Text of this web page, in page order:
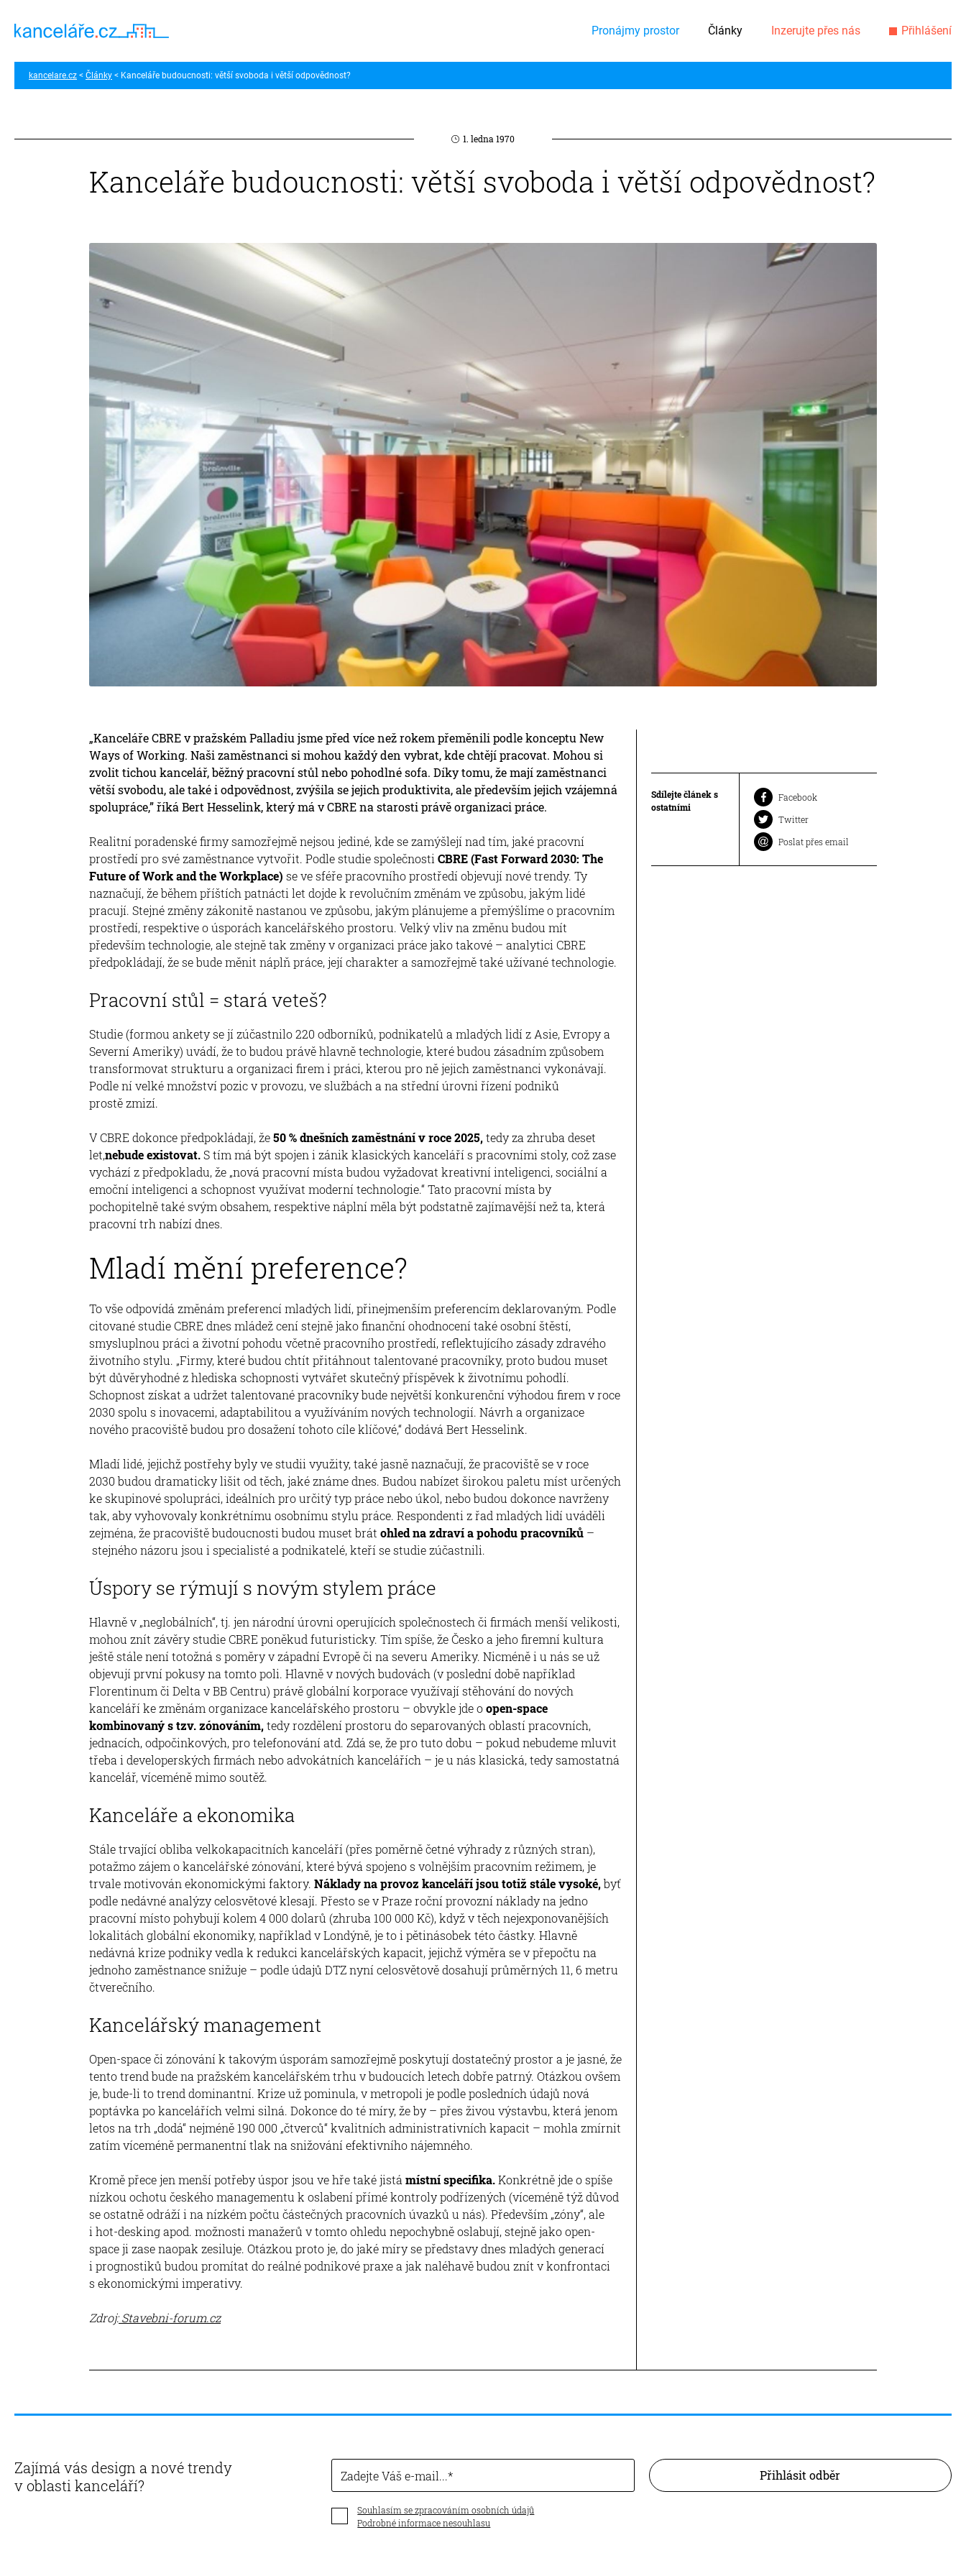
Pronájmy prostor Články Inzerujte přes nás Přihlášení
kancelare.cz Články Kanceláře budoucnosti: větší svoboda i větší odpovědnost?
1. ledna 1970
Kanceláře budoucnosti: větší svoboda i větší odpovědnost?
„Kanceláře CBRE v pražském Palladiu jsme před více než rokem přeměnili podle konceptu New
Ways of Working. Naši zaměstnanci si mohou každý den vybrat, kde chtějí pracovat. Mohou si
zvolit tichou kancelář, běžný pracovní stůl nebo pohodlné sofa. Díky tomu, že mají zaměstnanci
větší svobodu, ale také i odpovědnost, zvýšila se jejich produktivita, ale především jejich vzájemná
spolupráce,” říká Bert Hesselink, který má v CBRE na starosti právě organizaci práce.
Realitní poradenské firmy samozřejmě nejsou jediné, kde se zamýšlejí nad tím, jaké pracovní
prostředí pro své zaměstnance vytvořit. Podle studie společnosti CBRE (Fast Forward 2030: The
Future of Work and the Workplace) se ve sféře pracovního prostředí objevují nové trendy. Ty
naznačují, že během příštích patnácti let dojde k revolučním změnám ve způsobu, jakým lidé
pracují. Stejné změny zákonitě nastanou ve způsobu, jakým plánujeme a přemýšlíme o pracovním
prostředí, respektive o úsporách kancelářského prostoru. Velký vliv na změnu budou mít
především technologie, ale stejně tak změny v organizaci práce jako takové – analytici CBRE
předpokládají, že se bude měnit náplň práce, její charakter a samozřejmě také užívané technologie.
Pracovní stůl = stará veteš?
Studie (formou ankety se jí zúčastnilo 220 odborníků, podnikatelů a mladých lidí z Asie, Evropy a
Severní Ameriky) uvádí, že to budou právě hlavně technologie, které budou zásadním způsobem
transformovat strukturu a organizaci firem i práci, kterou pro ně jejich zaměstnanci vykonávají.
Podle ní velké množství pozic v provozu, ve službách a na střední úrovni řízení podniků
prostě zmizí.
V CBRE dokonce předpokládají, že50 % dnešních zaměstnání v roce 2025,tedy za zhruba deset
let,nebude existovat.S tím má být spojen i zánik klasických kanceláří s pracovními stoly, což zase
vychází z předpokladu, že „nová pracovní místa budou vyžadovat kreativní inteligenci, sociální a
emoční inteligenci a schopnost využívat moderní technologie.“ Tato pracovní místa by
pochopitelně také svým obsahem, respektive náplní měla být podstatně zajímavější než ta, která
pracovní trh nabízí dnes.
Mladí mění preference?
To vše odpovídá změnám preferencí mladých lidí, přinejmenším preferencím deklarovaným. Podle
citované studie CBRE dnes mládež cení stejně jako finanční ohodnocení také osobní štěstí,
smysluplnou práci a životní pohodu včetně pracovního prostředí, reflektujícího zásady zdravého
životního stylu. „Firmy, které budou chtít přitáhnout talentované pracovníky, proto budou muset
být důvěryhodné z hlediska schopnosti vytvářet skutečný příspěvek k životnímu pohodlí.
Schopnost získat a udržet talentované pracovníky bude největší konkurenční výhodou firem v roce
2030 spolu s inovacemi, adaptabilitou a využíváním nových technologií. Návrh a organizace
nového pracoviště budou pro dosažení tohoto cíle klíčové,“ dodává Bert Hesselink.
Mladí lidé, jejichž postřehy byly ve studii využity, také jasně naznačují, že pracoviště se v roce
2030 budou dramaticky lišit od těch, jaké známe dnes. Budou nabízet širokou paletu míst určených
ke skupinové spolupráci, ideálních pro určitý typ práce nebo úkol, nebo budou dokonce navrženy
tak, aby vyhovovaly konkrétnímu osobnímu stylu práce. Respondenti z řad mladých lidí uváděli
zejména, že pracoviště budoucnosti budou muset brát ohled na zdraví a pohodu pracovníků –
stejného názoru jsou i specialisté a podnikatelé, kteří se studie zúčastnili.
Úspory se rýmují s novým stylem práce
Hlavně v „neglobálních“, tj. jen národní úrovni operujících společnostech či firmách menší velikosti,
mohou znít závěry studie CBRE poněkud futuristicky. Tím spíše, že Česko a jeho firemní kultura
ještě stále není totožná s poměry v západní Evropě či na severu Ameriky. Nicméně i u nás se už
objevují první pokusy na tomto poli. Hlavně v nových budovách (v poslední době například
Florentinum či Delta v BB Centru) právě globální korporace využívají stěhování do nových
kanceláří ke změnám organizace kancelářského prostoru – obvykle jde oopen-space
kombinovaný s tzv. zónováním,tedy rozdělení prostoru do separovaných oblastí pracovních,
jednacích, odpočinkových, pro telefonování atd. Zdá se, že pro tuto dobu – pokud nebudeme mluvit
třeba i developerských firmách nebo advokátních kancelářích – je u nás klasická, tedy samostatná
kancelář, víceméně mimo soutěž.
Kanceláře a ekonomika
Stále trvající obliba velkokapacitních kanceláří (přes poměrně četné výhrady z různých stran),
potažmo zájem o kancelářské zónování, které bývá spojeno s volnějším pracovním režimem, je
trvale motivován ekonomickými faktory. Náklady na provoz kanceláří jsou totiž stále vysoké,byť
podle nedávné analýzy celosvětové klesají. Přesto se v Praze roční provozní náklady na jedno
pracovní místo pohybují kolem 4 000 dolarů (zhruba 100 000 Kč), když v těch nejexponovanějších
lokalitách globální ekonomiky, například v Londýně, je to i pětinásobek této částky. Hlavně
nedávná krize podniky vedla k redukci kancelářských kapacit, jejichž výměra se v přepočtu na
jednoho zaměstnance snižuje – podle údajů DTZ nyní celosvětově dosahují průměrných 11, 6 metru
čtverečního.
Kancelářský management
Open-space či zónování k takovým úsporám samozřejmě poskytují dostatečný prostor a je jasné, že
tento trend bude na pražském kancelářském trhu v budoucích letech dobře patrný. Otázkou ovšem
je, bude-li to trend dominantní. Krize už pominula, v metropoli je podle posledních údajů nová
poptávka po kancelářích velmi silná. Dokonce do té míry, že by – přes živou výstavbu, která jenom
letos na trh „dodá“ nejméně 190 000 „čtverců“ kvalitních administrativních kapacit – mohla zmírnit
zatím víceméně permanentní tlak na snižování efektivního nájemného.
Kromě přece jen menší potřeby úspor jsou ve hře také jistá místní specifika.Konkrétně jde o spíše
nízkou ochotu českého managementu k oslabení přímé kontroly podřízených (víceméně týž důvod
se ostatně odráží i na nízkém počtu částečných pracovních úvazků u nás). Především „zóny“, ale
i hot-desking apod. možnosti manažerů v tomto ohledu nepochybně oslabují, stejně jako open-
space ji zase naopak zesiluje. Otázkou proto je, do jaké míry se představy dnes mladých generací
i prognostiků budou promítat do reálné podnikové praxe a jak naléhavě budou znít v konfrontaci
s ekonomickými imperativy.
Zdroj:Stavebni-forum.cz
Sdílejte článek s
ostatními
Facebook
Twitter
Poslat přes email
Zajímá vás design a nové trendy
v oblasti kanceláří?
Zadejte Váš e-mail...
Souhlasím se zpracováním osobních údajů
Podrobné informace nesouhlasu
Přihlásit odběr